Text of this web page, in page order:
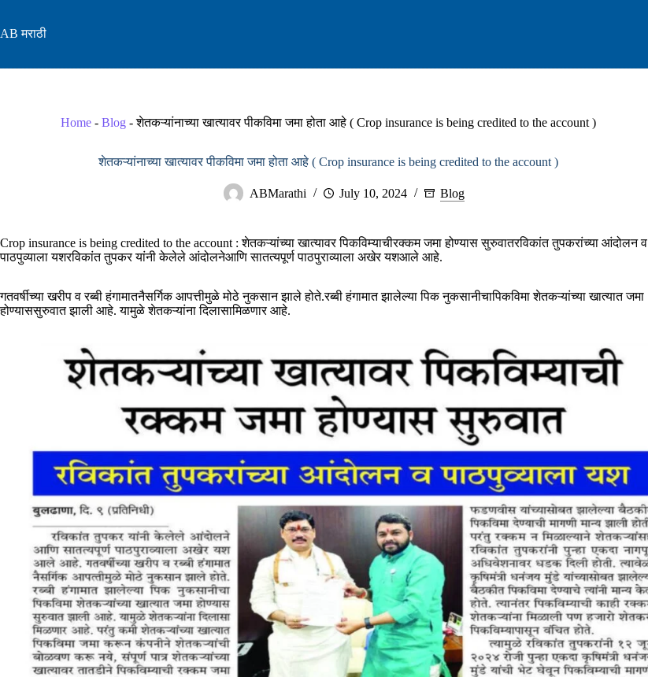
content
AB मराठी
Home -Blog -शेतकऱ्यांनाच्या खात्यावर पीकविमा जमा होता आहे ( Crop insurance is being credited to the account )
शेतकऱ्यांनाच्या खात्यावर पीकविमा जमा होता आहे ( Crop insurance is being credited to the account )
ABMarathi July 10, 2024 Blog
Crop insurance is being credited to the account : शेतकऱ्यांच्या खात्यावर पिकविम्याचीरक्कम जमा होण्यास सुरुवातरविकांत तुपकरांच्या आंदोलन व
पाठपुव्याला यशरविकांत तुपकर यांनी केलेले आंदोलनेआणि सातत्यपूर्ण पाठपुराव्याला अखेर यशआले आहे.
गतवर्षीच्या खरीप व रब्बी हंगामातनैसर्गिक आपत्तीमुळे मोठे नुकसान झाले होते.रब्बी हंगामात झालेल्या पिक नुकसानीचापिकविमा शेतकऱ्यांच्या खात्यात जमा
होण्याससुरुवात झाली आहे. यामुळे शेतकऱ्यांना दिलासामिळणार आहे.